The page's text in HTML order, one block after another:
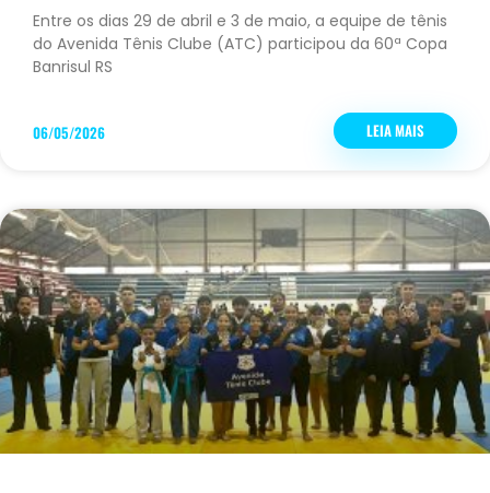
Entre os dias 29 de abril e 3 de maio, a equipe de tênis
do Avenida Tênis Clube (ATC) participou da 60ª Copa
Banrisul RS
LEIA MAIS
06/05/2026